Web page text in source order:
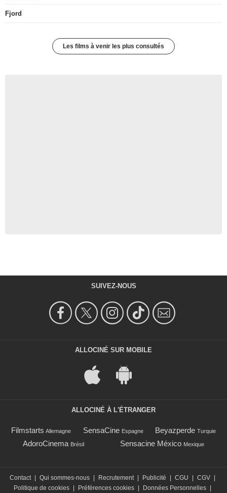
Fjord
Les films à venir les plus consultés
SUIVEZ-NOUS
ALLOCINÉ SUR MOBILE
ALLOCINÉ À L'ÉTRANGER
Filmstarts Allemagne SensaCine Espagne Beyazperde Turquie
AdoroCinema Brésil Sensacine México Mexique
Contact Qui sommes-nous Recrutement Publicité CGU CGV
Politique de cookies
Préférences cookies Données Personnelles